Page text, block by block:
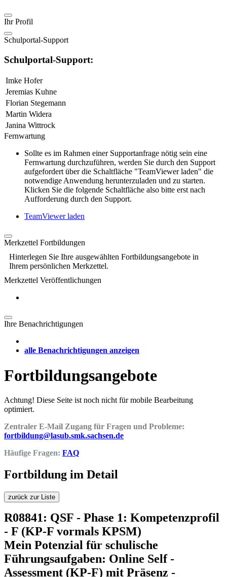
Ihr Profil
Schulportal-Support
Schulportal-Support:
Imke Hofer
Jeremias Kuhne
Florian Stegemann
Martin Widera
Janina Wittrock
Fernwartung
Sollte es im Rahmen einer Supportanfrage nötig sein eine
Fernwartung durchzuführen, werden Sie durch den Support
aufgefordert über die Schaltfläche "TeamViewer laden" die
notwendige Anwendung herunterzuladen und zu starten.
Klicken Sie die folgende Schaltfläche also bitte erst nach
Aufforderung durch den Support.
TeamViewer laden
Merkzettel Fortbildungen
Hinterlegen Sie Ihre ausgewählten Fortbildungsangebote in
Ihrem persönlichen Merkzettel.
Merkzettel Veröffentlichungen
Ihre Benachrichtigungen
alle Benachrichtigungen anzeigen
Fortbildungsangebote
Achtung! Diese Seite ist noch nicht für mobile Bearbeitung
optimiert.
Zentraler E-Mail Zugang für Fragen und Probleme:
fortbildung@lasub.smk.sachsen.de
Häufige Fragen: FAQ
Fortbildung im Detail
zurück zur Liste
R08841: QSF - Phase 1: Kompetenzprofil
- F (KP-F vormals KPSM)
Mein Potenzial für schulische
Führungsaufgaben: Online Self -
Assessment (KP-F) mit Präsenz -